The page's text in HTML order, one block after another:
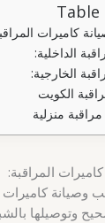
Table
كاميرات
الداخلية:
الخارجية:
الكويت
منزلية
المراقبة:
وصيانة
وتوصيلها